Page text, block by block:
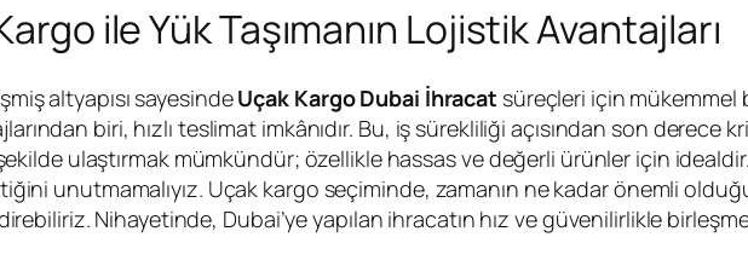
ile Yük Taşımanın Lojistik Avantajları
altyapısı sayesindeUçak Kargo Dubai İhracat süreçleri için mükemmel
biri, hızlı teslimat imkânıdır. Bu, iş sürekliliği açısından son
ulaştırmak mümkündür; özellikle hassas ve değerli ürünler için
unutmamalıyız. Uçak kargo seçiminde, zamanın ne kadar önemli
Nihayetinde, Dubai’ye yapılan ihracatın hız ve güvenilirlikle